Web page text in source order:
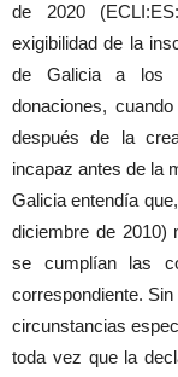
de 2020
exigibilidad de la
de Galicia a los
donaciones,
después de la
incapaz antes de la
Galicia entendía
diciembre de 2010)
se cumplían las
correspondiente.
circunstancias
toda vez que la